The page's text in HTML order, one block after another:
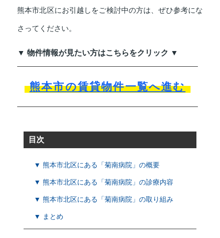
熊本市北区にお引越しをご検討中の方は、ぜひ参考にな
さってください。
▼ 物件情報が見たい方はこちらをクリック ▼
熊本市の賃貸物件一覧へ進む
目次
▼ 熊本市北区にある「菊南病院」の概要
▼ 熊本市北区にある「菊南病院」の診療内容
▼ 熊本市北区にある「菊南病院」の取り組み
▼ まとめ